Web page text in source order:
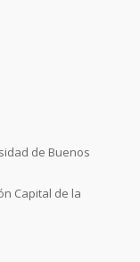
de Buenos
Capital de la